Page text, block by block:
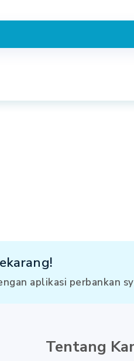
aplikasi perbankan
Tentang